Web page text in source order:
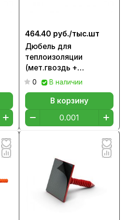
464.40 руб./тыс.шт
Дюбель для
теплоизоляции
(мет.гвоздь +
заглушки), 140мм
0 В наличии
В корзину